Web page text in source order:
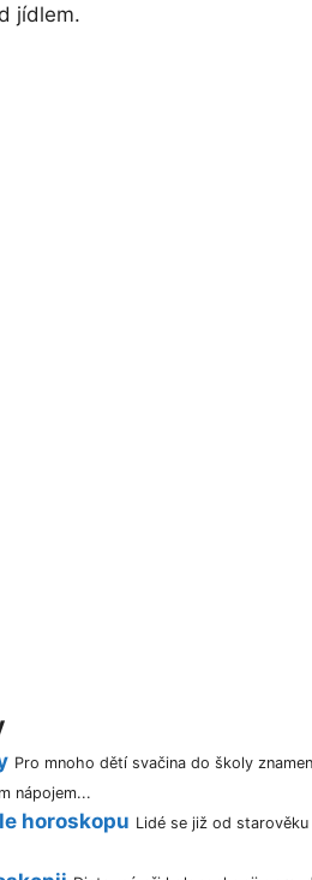
jídlem.
Pro mnoho dětí svačina do školy
nápojem...
horoskopu Lidé se již od